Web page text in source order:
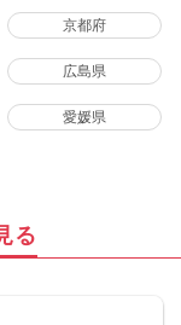
京都府
広島県
愛媛県
る